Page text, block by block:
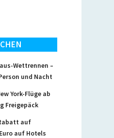
Wettrennen –
und Nacht
York-Flüge ab
Freigepäck
auf
auf Hotels